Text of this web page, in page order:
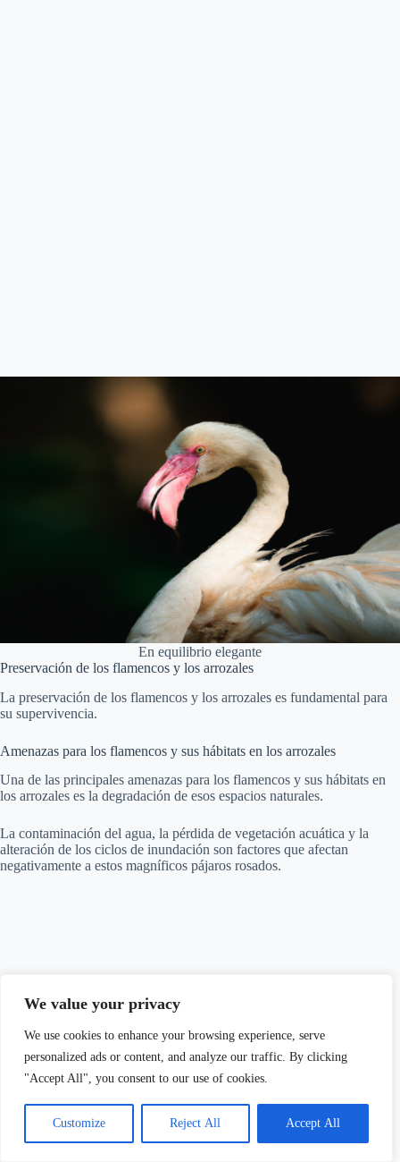
We value your privacy
We use cookies to enhance your browsing experience, serve
personalized ads or content, and analyze our traffic. By clicking
"Accept All", you consent to our use of cookies.
Customize Reject All Accept All
En equilibrio elegante
Preservación de los flamencos y los arrozales
La preservación de los flamencos y los arrozales es fundamental para
su supervivencia.
Amenazas para los flamencos y sus hábitats en los arrozales
Una de las principales amenazas para los flamencos y sus hábitats en
los arrozales es la degradación de esos espacios naturales.
La contaminación del agua, la pérdida de vegetación acuática y la
alteración de los ciclos de inundación son factores que afectan
negativamente a estos magníficos pájaros rosados.